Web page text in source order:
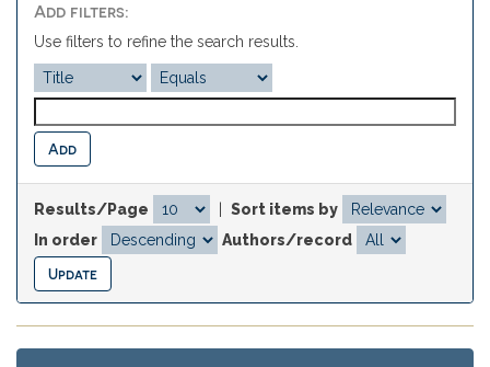
Add filters:
Use filters to refine the search results.
Results/Page
Sort items by
In order
Authors/record